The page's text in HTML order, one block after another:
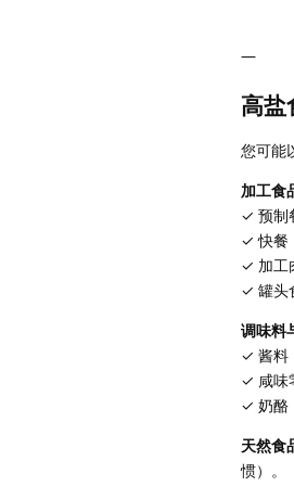
—
高盐
您可能
加工食
✓ 预制
✓ 快餐
✓ 加工
✓ 罐头
调味料
✓ 酱料
✓ 咸味
✓ 奶酪
天然食
惯）。